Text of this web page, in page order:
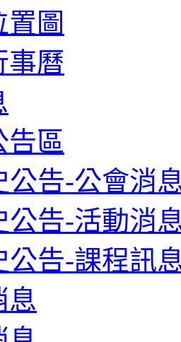
置圖
事曆
告區
公告-公會消
公告-活動消
公告-課程訊
息